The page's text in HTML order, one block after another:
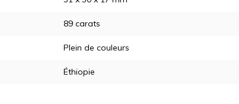
89 carats
Plein de couleurs
Éthiopie